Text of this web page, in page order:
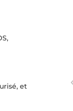
et